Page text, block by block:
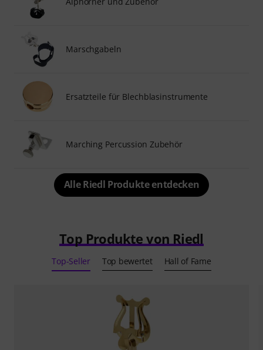
Marschgabeln
Ersatzteile für Blechblasinstrumente
Marching Percussion Zubehör
Alle Riedl Produkte entdecken
Top Produkte von Riedl
Top-Seller Top bewertet Hall of Fame